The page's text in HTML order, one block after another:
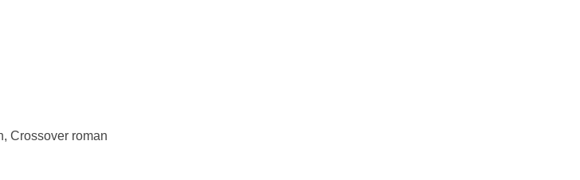
Crossover roman